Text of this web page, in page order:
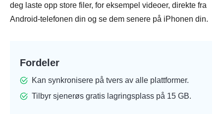
deg laste opp store filer, for eksempel videoer, direkte fra
Android-telefonen din og se dem senere på iPhonen din.
Fordeler
Kan synkronisere på tvers av alle plattformer.
Tilbyr sjenerøs gratis lagringsplass på 15 GB.